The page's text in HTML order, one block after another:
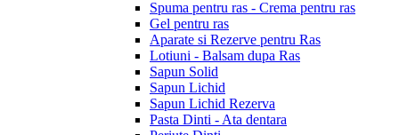
Spuma pentru ras - Crema pentru ras
Gel pentru ras
Aparate si Rezerve pentru Ras
Lotiuni - Balsam dupa Ras
Sapun Solid
Sapun Lichid
Sapun Lichid Rezerva
Pasta Dinti - Ata dentara